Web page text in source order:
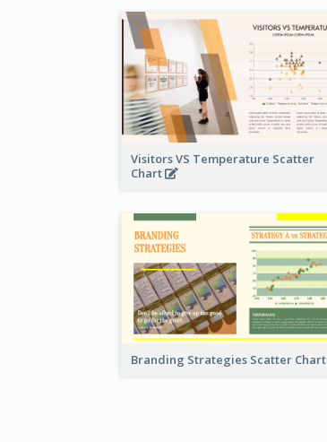
Visitors VS Temperature Scatter
Chart
Branding Strategies Scatter Chart